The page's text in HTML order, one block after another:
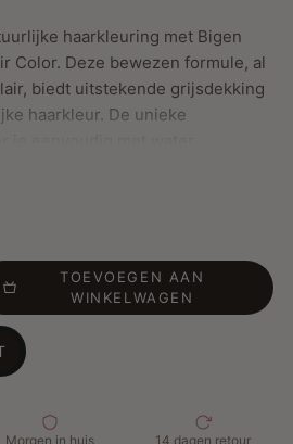
haarkleuring met Bigen
Color. Deze bewezen formule, al
biedt uitstekende grijsdekking
haarkleur. De unieke
kleur zelfs hardnekkig grijs
glanzend haar.
Dek zelfs het meest
moeiteloos
Geeft een rijke,
Meng met water, geen
TOEVOEGEN AAN
WINKELWAGEN
Morgen in huis 14 dagen retour